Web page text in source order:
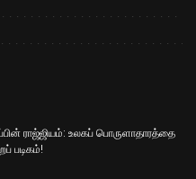
ராஜ்ஜியம்: உலகப் பொருளாதாரத்தை
படிகம்!